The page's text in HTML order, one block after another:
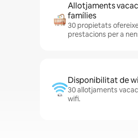
Allotjaments
famílies
30 propietats
prestacions per a
Disponibilitat de
30 allotjaments
wifi.